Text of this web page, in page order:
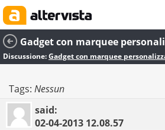
Gadget con marquee
Discussione:Gadget con marquee
Tags: Nessun
said:
02-04-2013 12.08.57